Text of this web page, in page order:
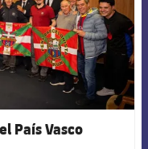
País Vasco